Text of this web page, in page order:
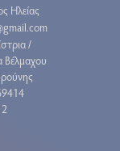
Ηλείας
/
Βέλμαχου